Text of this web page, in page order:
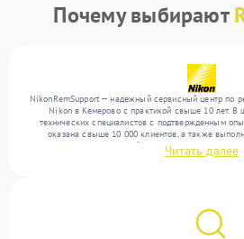
Почему выбирают
NikonRemSupport — надежный сервисный центр по
Nikon в Кемерово с практикой свыше 10 лет.
технических специалистов с подтвержденным
оказана свыше 10 000 клиентов, а также
Ежемесячно в сервисный центр поступает более
устраняем поломки любой сложности иЧитать далее